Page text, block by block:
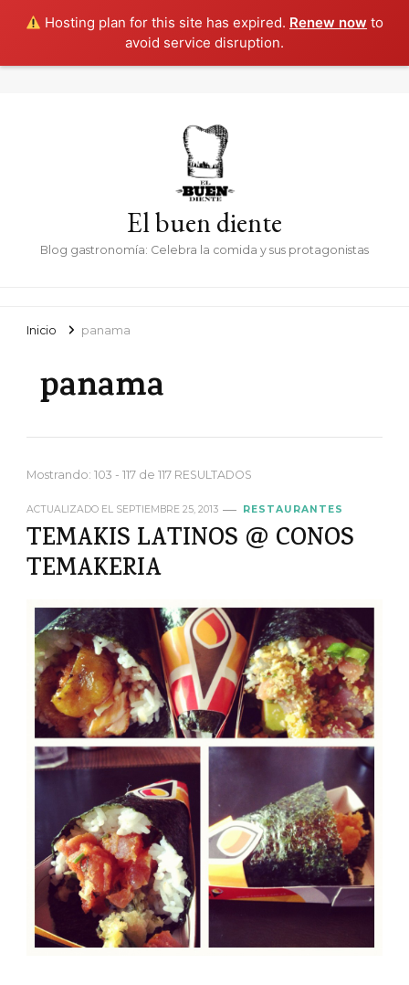
Hosting plan for this site has expired. Renew now to
avoid service disruption.
El buen diente
Blog gastronomía: Celebra la comida y sus protagonistas
Inicio panama
panama
Mostrando: 103 - 117 de 117 RESULTADOS
ACTUALIZADO EL SEPTIEMBRE 25, 2013 RESTAURANTES
TEMAKIS LATINOS @ CONOS
TEMAKERIA